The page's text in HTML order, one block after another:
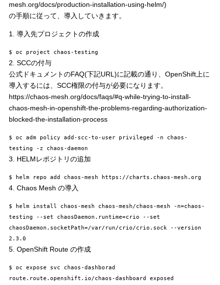
mesh.org/docs/production-installation-using-helm/)
の手順に従って、導入していきます。
1. 導入先プロジェクトの作成
$ oc project chaos-testing
2. SCCの付与
公式ドキュメントのFAQ(下記URL)に記載の通り、OpenShift上に
導入するには、SCC権限の付与が必要になります。
https://chaos-mesh.org/docs/faqs/#q-while-trying-to-install-
chaos-mesh-in-openshift-the-problems-regarding-authorization-
blocked-the-installation-process
$ oc adm policy add-scc-to-user privileged -n chaos-
testing -z chaos-daemon
3. HELMレポジトリの追加
$ helm repo add chaos-mesh https://charts.chaos-mesh.org
4. Chaos Mesh の導入
$ helm install chaos-mesh chaos-mesh/chaos-mesh -n=chaos-
testing --set chaosDaemon.runtime=crio --set
chaosDaemon.socketPath=/var/run/crio/crio.sock --version
2.3.0
5. OpenShift Route の作成
$ oc expose svc chaos-dashborad
route.route.openshift.io/chaos-dashboard exposed